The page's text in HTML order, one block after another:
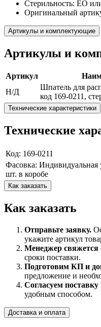
Стерильность: EO
Оригинальный
Артикулы и комплектующие
Артикулы и
Артикул
Н/Д
Шпатель для
код 169-0211,
Технические характеристики
Технические
Код: 169-0211
Фасовка: Индивидуальная
шт. в коробе
Как заказать
Как заказать
Отправьте заявку.
укажите артикул
Менеджер свяжется
сроки поставки.
Подготовим КП и
предложение и
Согласуем поставку
удобным способом.
Доставка и оплата